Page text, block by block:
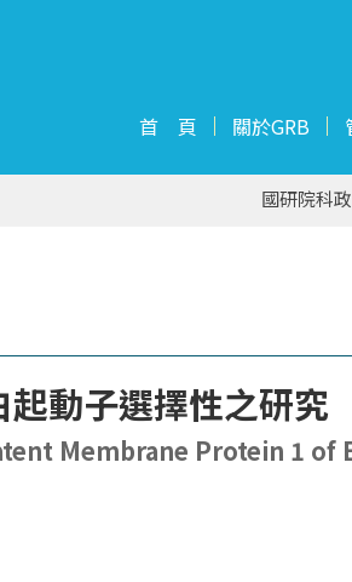
首 頁 關於GRB
國研院科
動子選擇性之研究
Membrane Protein 1 of